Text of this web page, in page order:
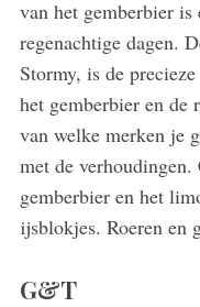
van het gemberbier is
regenachtige dagen.
Stormy, is de
het gemberbier en
van welke merken je
met de
gemberbier en het
ijsblokjes. Roeren en
G&T